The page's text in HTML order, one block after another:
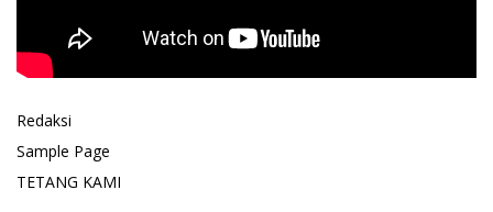
Redaksi
Sample Page
TETANG KAMI